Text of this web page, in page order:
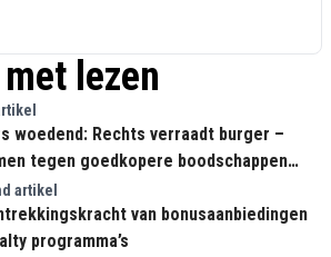
lezen
woedend: Rechts verraadt burger –
tegen goedkopere boodschappen
naar Afrika
artikel
van bonusaanbiedingen
programma’s